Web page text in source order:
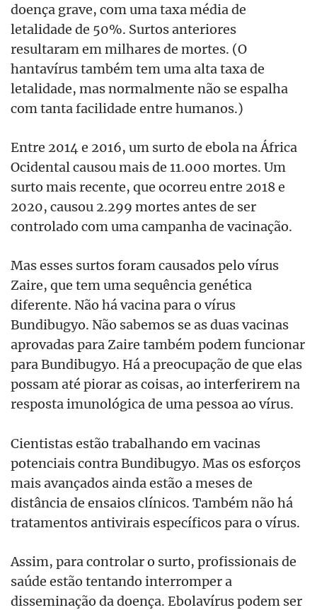
doença grave, com uma taxa média de
letalidade de 50%. Surtos anteriores
resultaram em milhares de mortes. (O
hantavírus também tem uma alta taxa de
letalidade, mas normalmente não se espalha
com tanta facilidade entre humanos.)
Entre 2014 e 2016, um surto de ebola na África
Ocidental causou mais de 11.000 mortes. Um
surto mais recente, que ocorreu entre 2018 e
2020, causou 2.299 mortes antes de ser
controlado com uma campanha de vacinação.
Mas esses surtos foram causados pelo vírus
Zaire, que tem uma sequência genética
diferente. Não há vacina para o vírus
Bundibugyo. Não sabemos se as duas vacinas
aprovadas para Zaire também podem funcionar
para Bundibugyo. Há a preocupação de que elas
possam até piorar as coisas, ao interferirem na
resposta imunológica de uma pessoa ao vírus.
Cientistas estão trabalhando em vacinas
potenciais contra Bundibugyo. Mas os esforços
mais avançados ainda estão a meses de
distância de ensaios clínicos. Também não há
tratamentos antivirais específicos para o vírus.
Assim, para controlar o surto, profissionais de
saúde estão tentando interromper a
disseminação da doença. Ebolavírus podem ser